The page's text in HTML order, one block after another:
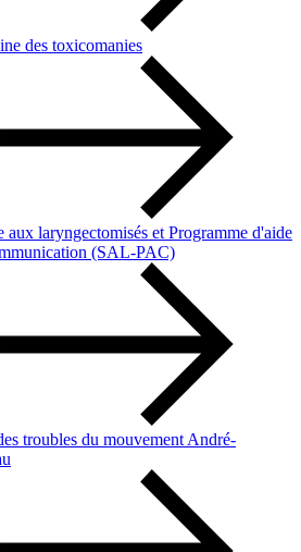
des toxicomanies
aux laryngectomisés et Programme d'aide
(SAL-PAC)
troubles du mouvement André-